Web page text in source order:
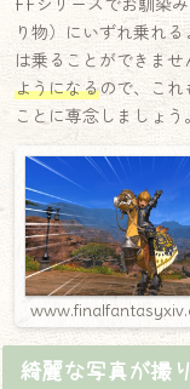
FFシリーズでお馴染
り物）にいずれ乗れ
は乗ることができませ
ようになるので、こ
ことに専念しましょう。
綺麗な写真が撮